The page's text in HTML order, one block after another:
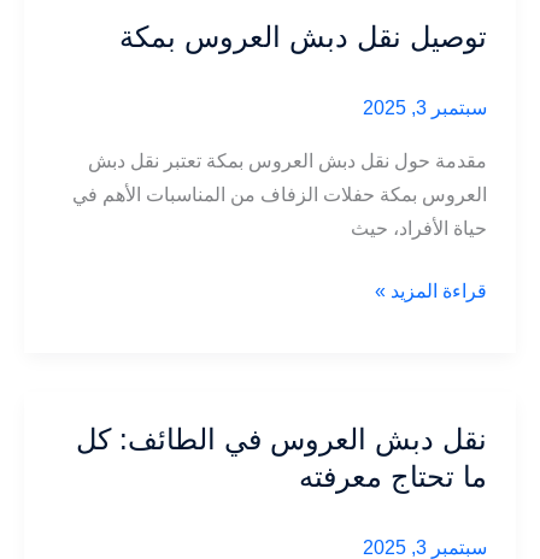
ما
معرفته
توصيل نقل دبش العروس بمكة
سبتمبر 3, 2025
مقدمة حول نقل دبش العروس بمكة تعتبر نقل دبش
العروس بمكة حفلات الزفاف من المناسبات الأهم في
حياة الأفراد، حيث
توصيل
بمكة
قراءة المزيد »
نقل دبش العروس في الطائف: كل
ما تحتاج معرفته
سبتمبر 3, 2025